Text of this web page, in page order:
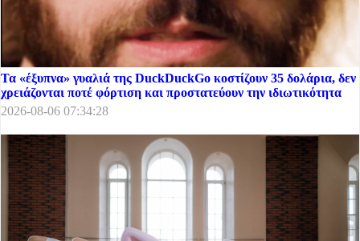
Τα «έξυπνα» γυαλιά της DuckDuckGo κοστίζουν 35 δολάρια, δεν
χρειάζονται ποτέ φόρτιση και προστατεύουν την ιδιωτικότητα
2026-08-06 07:34:28